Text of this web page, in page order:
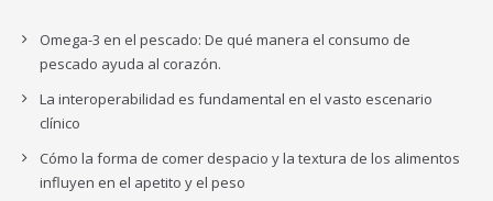
Omega-3 en el pescado: De qué manera el consumo de
pescado ayuda al corazón.
La interoperabilidad es fundamental en el vasto escenario
clínico
Cómo la forma de comer despacio y la textura de los alimentos
influyen en el apetito y el peso